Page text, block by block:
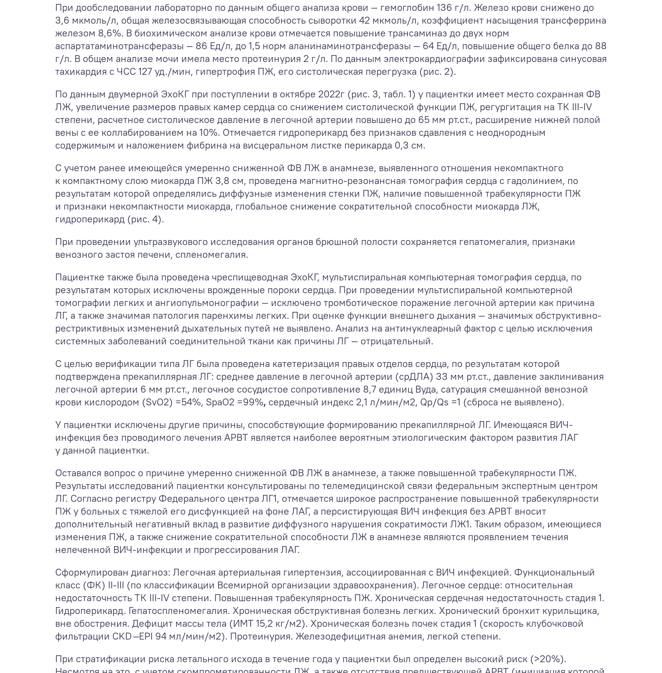
При дообследовании лабораторно по данным общего анализа крови — гемоглобин 136 г/л. Железо крови снижено до
3,6 мкмоль/л, общая железосвязывающая способность сыворотки 42 мкмоль/л, коэффициент насыщения трансферрина
железом 8,6%. В биохимическом анализе крови отмечается повышение трансаминаз до двух норм
аспартатаминотрансферазы — 86 Ед/л, до 1,5 норм аланинаминотрансферазы — 64 Ед/л, повышение общего белка до 88
г/л. В общем анализе мочи имела место протеинурия 2 г/л. По данным электрокардиографии зафиксирована синусовая
тахикардия с ЧСС 127 уд./мин, гипертрофия ПЖ, его систолическая перегрузка (рис. 2).
По данным двумерной ЭхоКГ при поступлении в октябре 2022г (рис. 3, табл. 1) у пациентки имеет место сохранная ФВ
ЛЖ, увеличение размеров правых камер сердца со снижением систолической функции ПЖ, регургитация на ТК III-IV
степени, расчетное систолическое давление в легочной артерии повышено до 65 мм рт.ст., расширение нижней полой
вены с ее коллабированием на 10%. Отмечается гидроперикард без признаков сдавления с неоднородным
содержимым и наложением фибрина на висцеральном листке перикарда 0,3 см.
С учетом ранее имеющейся умеренно сниженной ФВ ЛЖ в анамнезе, выявленного отношения некомпактного
к компактному слою миокарда ПЖ 3,8 см, проведена магнитно-резонансная томография сердца с гадолинием, по
результатам которой определялись диффузные изменения стенки ПЖ, наличие повышенной трабекулярности ПЖ
и признаки некомпактности миокарда, глобальное снижение сократительной способности миокарда ЛЖ,
гидроперикард (рис. 4).
При проведении ультразвукового исследования органов брюшной полости сохраняется гепатомегалия, признаки
венозного застоя печени, спленомегалия.
Пациентке также была проведена чреспищеводная ЭхоКГ, мультиспиральная компьютерная томография сердца, по
результатам которых исключены врожденные пороки сердца. При проведении мультиспиральной компьютерной
томографии легких и ангиопульмонографии — исключено тромботическое поражение легочной артерии как причина
ЛГ, а также значимая патология паренхимы легких. При оценке функции внешнего дыхания — значимых обструктивно-
рестриктивных изменений дыхательных путей не выявлено. Анализ на антинуклеарный фактор с целью исключения
системных заболеваний соединительной ткани как причины ЛГ — отрицательный.
С целью верификации типа ЛГ была проведена катетеризация правых отделов сердца, по результатам которой
подтверждена прекапиллярная ЛГ: среднее давление в легочной артерии (срДЛА) 33 мм рт.ст., давление заклинивания
легочной артерии 6 мм рт.ст., легочное сосудистое сопротивление 8,7 единиц Вуда, сатурация смешанной венозной
крови кислородом (SvO2) =54%, SpaO2 =99%, сердечный индекс 2,1 л/мин/м2, Qp/Qs =1 (сброса не выявлено).
У пациентки исключены другие причины, способствующие формированию прекапиллярной ЛГ. Имеющаяся ВИЧ-
инфекция без проводимого лечения АРВТ является наиболее вероятным этиологическим фактором развития ЛАГ
у данной пациентки.
Оставался вопрос о причине умеренно сниженной ФВ ЛЖ в анамнезе, а также повышенной трабекулярности ПЖ.
Результаты исследований пациентки консультированы по телемедицинской связи федеральным экспертным центром
ЛГ. Согласно регистру Федерального центра ЛГ1, отмечается широкое распространение повышенной трабекулярности
ПЖ у больных с тяжелой его дисфункцией на фоне ЛАГ, а персистирующая ВИЧ инфекция без АРВТ вносит
дополнительный негативный вклад в развитие диффузного нарушения сократимости ЛЖ1. Таким образом, имеющиеся
изменения ПЖ, а также снижение сократительной способности ЛЖ в анамнезе являются проявлением течения
нелеченной ВИЧ-инфекции и прогрессирования ЛАГ.
Сформулирован диагноз: Легочная артериальная гипертензия, ассоциированная с ВИЧ инфекцией. Функциональный
класс (ФК) II-III (по классификации Всемирной организации здравоохранения). Легочное сердце: относительная
недостаточность ТК III-IV степени. Повышенная трабекулярность ПЖ. Хроническая сердечная недостаточность стадия 1.
Гидроперикард. Гепатоспленомегалия. Хроническая обструктивная болезнь легких. Хронический бронхит курильщика,
вне обострения. Дефицит массы тела (ИМТ 15,2 кг/м2). Хроническая болезнь почек стадия 1 (скорость клубочковой
фильтрации CKD—EPI 94 мл/мин/м2). Протеинурия. Железодефицитная анемия, легкой степени.
При стратификации риска летального исхода в течение года у пациентки был определен высокий риск (>20%).